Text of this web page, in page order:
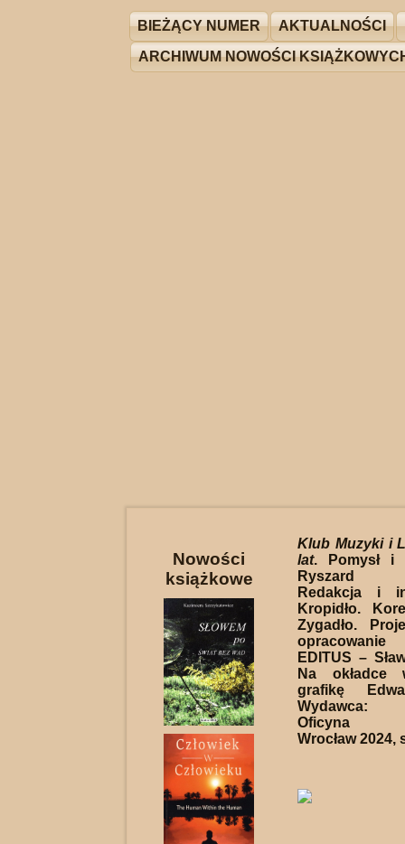
BIEŻĄCY NUMER AKTUALNOŚCI
ARCHIWUM NOWOŚCI
Nowości
książkowe
Klub Muzyki i
lat. Pomysł i
Ryszard
Redakcja i
Kropidło.
Zygadło.
EDITUS –
Na okładce
grafikę
Wydawca:
Oficyna
Wrocław 2024,